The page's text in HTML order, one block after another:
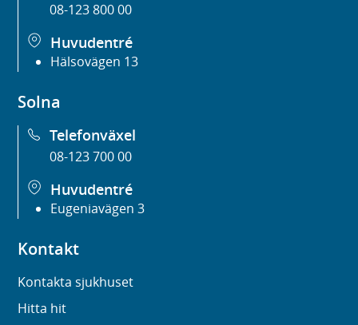
08-123 800 00
Huvudentré
Hälsovägen 13
Solna
Telefonväxel
08-123 700 00
Huvudentré
Eugeniavägen 3
Kontakt
Kontakta sjukhuset
Hitta hit